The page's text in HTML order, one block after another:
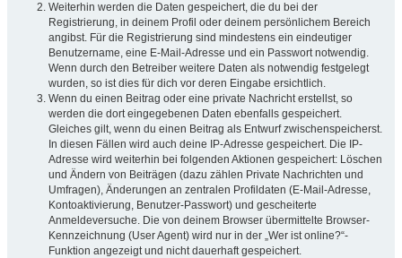
Weiterhin werden die Daten gespeichert, die du bei der
Registrierung, in deinem Profil oder deinem persönlichem Bereich
angibst. Für die Registrierung sind mindestens ein eindeutiger
Benutzername, eine E-Mail-Adresse und ein Passwort notwendig.
Wenn durch den Betreiber weitere Daten als notwendig festgelegt
wurden, so ist dies für dich vor deren Eingabe ersichtlich.
Wenn du einen Beitrag oder eine private Nachricht erstellst, so
werden die dort eingegebenen Daten ebenfalls gespeichert.
Gleiches gilt, wenn du einen Beitrag als Entwurf zwischenspeicherst.
In diesen Fällen wird auch deine IP-Adresse gespeichert. Die IP-
Adresse wird weiterhin bei folgenden Aktionen gespeichert: Löschen
und Ändern von Beiträgen (dazu zählen Private Nachrichten und
Umfragen), Änderungen an zentralen Profildaten (E-Mail-Adresse,
Kontoaktivierung, Benutzer-Passwort) und gescheiterte
Anmeldeversuche. Die von deinem Browser übermittelte Browser-
Kennzeichnung (User Agent) wird nur in der „Wer ist online?“-
Funktion angezeigt und nicht dauerhaft gespeichert.